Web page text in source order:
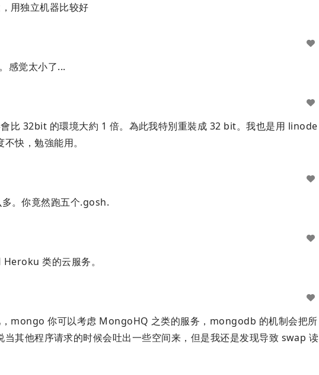
用独立机器比较好
感觉太小了...
比 32bit 的環境大約 1 倍。為此我特別重裝成 32 bit。我也是用 linode
快，勉強能用。
。你竟然跑五个.gosh.
类的云服务。
mongo 你可以考虑 MongoHQ 之类的服务，mongodb 的机制会把所
其他程序请求的时候会吐出一些空间来，但是我还是发现导致 swap 读